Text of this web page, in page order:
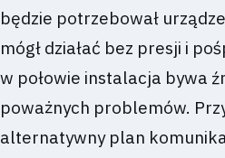
będzie potrzebował
mógł działać bez presji i
w połowie instalacja bywa
poważnych problemów.
alternatywny plan